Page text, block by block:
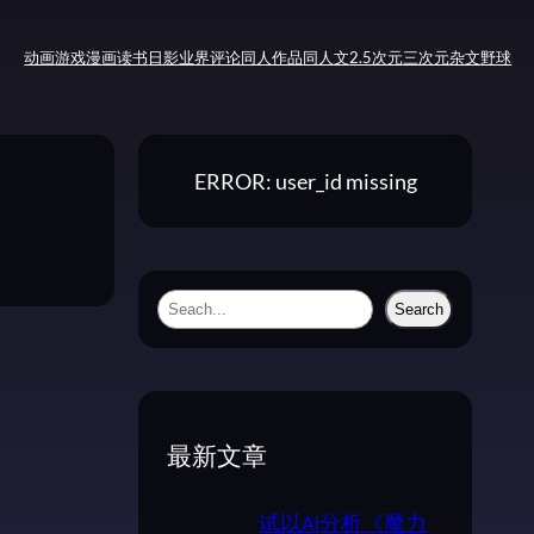
动画游戏漫画读书日影业界评论同人作品同人文2.5次元三次元杂文野球
ERROR: user_id missing
S
e
Search
最新文章
试以AI分析《魔力